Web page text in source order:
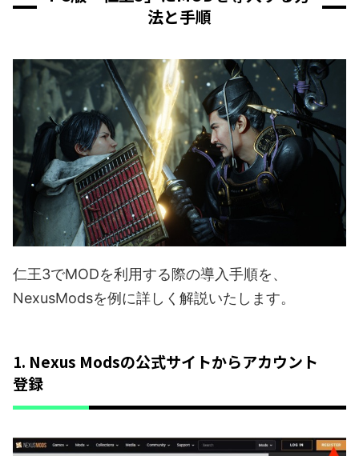
法と手順
仁王3でMODを利用する際の導入手順を、
NexusModsを例に詳しく解説いたします。
1. Nexus Modsの公式サイトからアカウント
登録